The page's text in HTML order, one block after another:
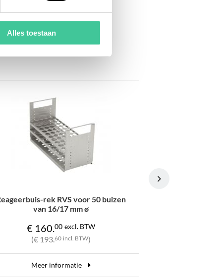
Alles toestaan
RVS
Reageerbuis-rek RVS voor 90 buizen
van 12/13 mm ø
€ 163.00
(€ 197.23
Meer informatie